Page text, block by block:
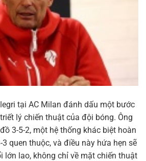
tại AC Milan đánh dấu một bước
lý chiến thuật của đội bóng. Ông
3-5-2, một hệ thống khác biệt hoàn
quen thuộc, và điều này hứa hẹn sẽ
lớn lao, không chỉ về mặt chiến thuật